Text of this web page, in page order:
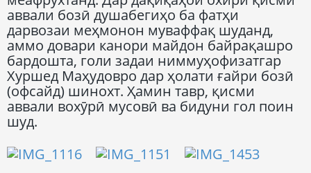
аввали бозӣ душабегиҳо ба фатҳи
дарвозаи меҳмонон муваффақ шуданд,
аммо довари канори майдон байрақашро
бардошта, голи задаи ниммуҳофизатгар
Хуршед Маҳудовро дар ҳолати ғайри бозӣ
(офсайд) шинохт. Ҳамин тавр, қисми
аввали вохӯрӣ мусовӣ ва бидуни гол поин
шуд.